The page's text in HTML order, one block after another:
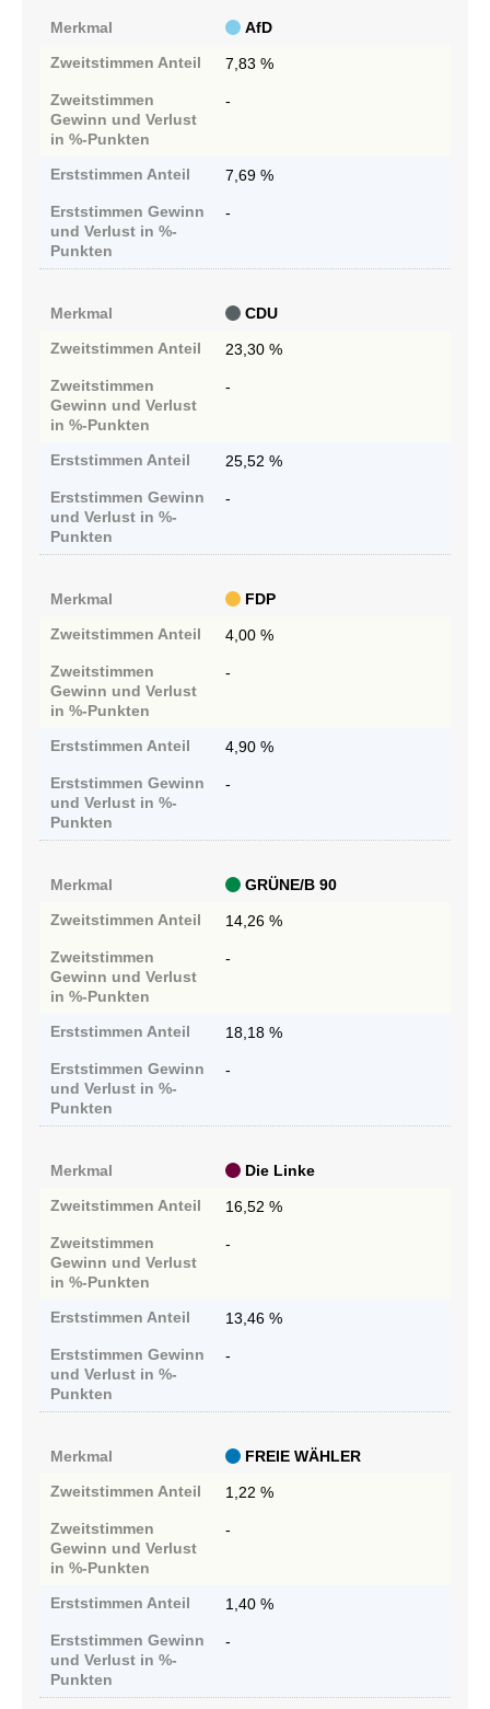
Merkmal
AfD
Zweitstimmen Anteil 7,83 %
Zweitstimmen
Gewinn und Verlust
in %-Punkten
-
Erststimmen Anteil 7,69 %
Erststimmen Gewinn
und Verlust in %-
Punkten
-
Merkmal
CDU
Zweitstimmen Anteil 23,30 %
Zweitstimmen
Gewinn und Verlust
in %-Punkten
-
Erststimmen Anteil 25,52 %
Erststimmen Gewinn
und Verlust in %-
Punkten
-
Merkmal
FDP
Zweitstimmen Anteil 4,00 %
Zweitstimmen
Gewinn und Verlust
in %-Punkten
-
Erststimmen Anteil 4,90 %
Erststimmen Gewinn
und Verlust in %-
Punkten
-
Merkmal
GRÜNE/B 90
Zweitstimmen Anteil 14,26 %
Zweitstimmen
Gewinn und Verlust
in %-Punkten
-
Erststimmen Anteil 18,18 %
Erststimmen Gewinn
und Verlust in %-
Punkten
-
Merkmal
Die Linke
Zweitstimmen Anteil 16,52 %
Zweitstimmen
Gewinn und Verlust
in %-Punkten
-
Erststimmen Anteil 13,46 %
Erststimmen Gewinn
und Verlust in %-
Punkten
-
Merkmal
FREIE WÄHLER
Zweitstimmen Anteil 1,22 %
Zweitstimmen
Gewinn und Verlust
in %-Punkten
-
Erststimmen Anteil 1,40 %
Erststimmen Gewinn
und Verlust in %-
Punkten
-